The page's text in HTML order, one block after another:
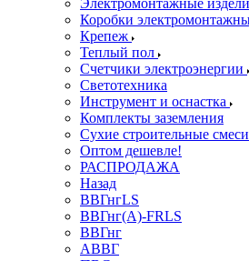
Коробки
Крепеж
Теплый пол
Счетчики электроэнергии
Светотехника
Инструмент и оснастка
Комплекты заземления
Сухие строительные смеси
Оптом дешевле!
РАСПРОДАЖА
Назад
ВВГнгLS
ВВГнг(А)-FRLS
ВВГнг
АВВГ